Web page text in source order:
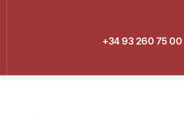
+34 93 260 75 00